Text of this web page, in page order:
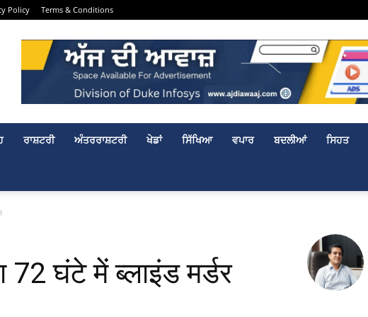
Policy Terms & Conditions
ਰਾਸ਼ਟਰੀ ਅੰਤਰਰਾਸ਼ਟਰੀ ਖੇਡਾਂ ਸਿੱਖਿਆ ਵਪਾਰ ਬਦਲੀਆਂ ਸਿਹਤ
72 घंटे में ब्लाइंड मर्डर